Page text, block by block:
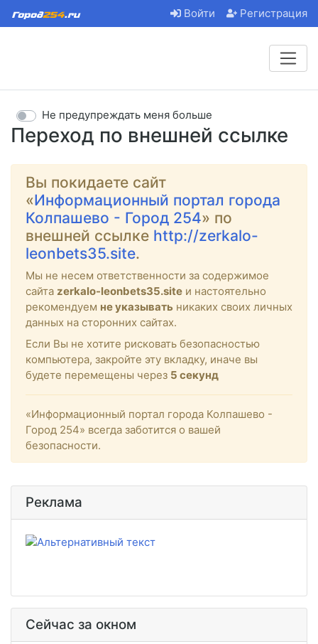
Войти Регистрация
Переход по внешней ссылке
Не предупреждать меня больше
Вы покидаете сайт
«Информационный портал города
Колпашево - Город 254» по
внешней ссылке http://zerkalo-
leonbets35.site.
Мы не несем ответственности за содержимое
сайта zerkalo-leonbets35.site и настоятельно
рекомендуем не указывать никаких своих личных
данных на сторонних сайтах.
Если Вы не хотите рисковать безопасностью
компьютера, закройте эту вкладку, иначе вы
будете перемещены через 5 секунд
«Информационный портал города Колпашево -
Город 254» всегда заботится о вашей
безопасности.
Реклама
Сейчас за окном